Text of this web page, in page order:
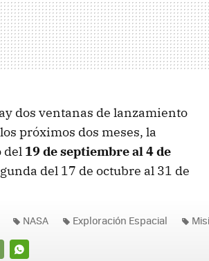
dos ventanas de lanzamiento
próximos dos meses, la
del 19 de septiembre al 4 de
del 17 de octubre al 31 de
NASA Exploración Espacial